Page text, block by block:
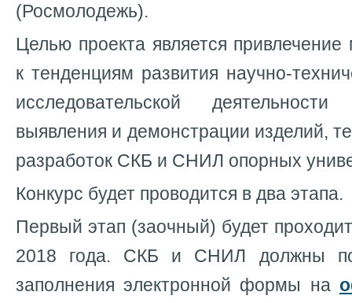
(Росмолодежь).
Целью проекта является
к тенденциям развития научно-
исследовательской
выявления и демонстрации изделий,
разработок СКБ и СНИЛ опорных
Конкурс будет проводится в два этапа.
Первый этап (заочный) будет
2018 года. СКБ и СНИЛ должны
заполнения электронной формы на